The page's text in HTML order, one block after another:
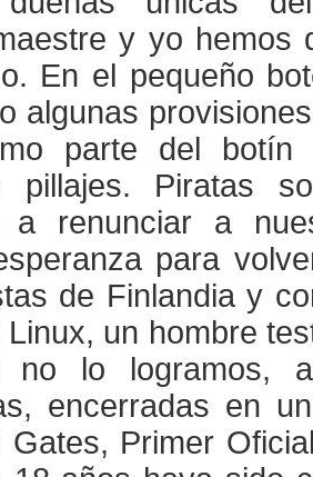
y yo hemos
En el pequeño
algunas
parte del botín
pillajes. Piratas
a renunciar a
para
de Finlandia y
Linux, un hombre
no lo logramos,
encerradas en
Gates, Primer